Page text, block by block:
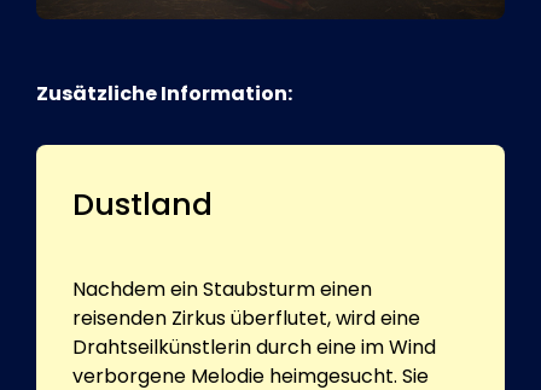
Zusätzliche Information:
Dustland
Nachdem ein Staubsturm einen
reisenden Zirkus überflutet, wird eine
Drahtseilkünstlerin durch eine im Wind
verborgene Melodie heimgesucht. Sie